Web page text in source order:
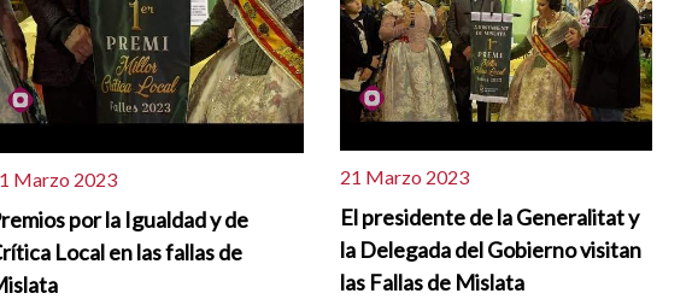
Marzo 2023
por la Igualdad y de
Local en las fallas de
21 Marzo 2023
El presidente de la Generalitat y
la Delegada del Gobierno visitan
las Fallas de Mislata